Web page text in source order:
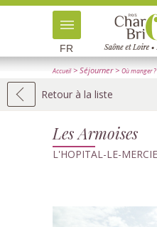
FR
Accueil> Séjourner> Où manger ?
Retour à la liste
Les Armoises
L'HOPITAL-LE-